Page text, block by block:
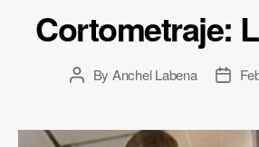
Cortometraje:
PostBy Anchel Labena
Post